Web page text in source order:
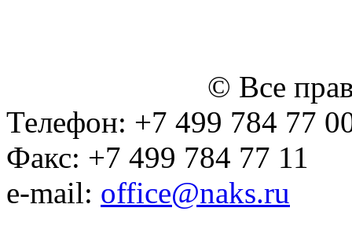
© Все
Телефон: +7 499 784 77
Факс: +7 499 784 77 11
e-mail: office@naks.ru